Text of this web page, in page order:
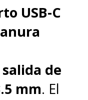
USB-C
de
mm. El